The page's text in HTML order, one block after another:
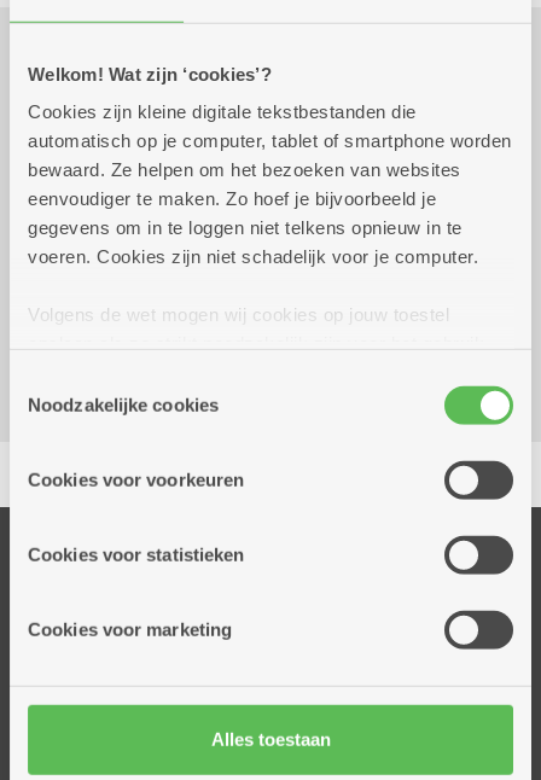
Welkom! Wat zijn ‘cookies’?
Cookies zijn kleine digitale tekstbestanden die
automatisch op je computer, tablet of smartphone worden
bewaard. Ze helpen om het bezoeken van websites
eenvoudiger te maken. Zo hoef je bijvoorbeeld je
gegevens om in te loggen niet telkens opnieuw in te
voeren. Cookies zijn niet schadelijk voor je computer.
Volgens de wet mogen wij cookies op jouw toestel
cookies hebben we jouw toestemming nodig. Sommige
cookies worden geplaatst door derde partijen die een
informatie over jouw (geanonimiseerd) gebruik van onze
partners kunnen deze gegevens combineren met andere
Noodzakelijke cookies
Cookies voor voorkeuren
Cookies voor statistieken
Cookies voor marketing
Alles toestaan
Praktisch
dinsdag 1 september
2026
13.30 uur tot 17.00
uur
€ 4,00
Dienstencentrum Valaar
Onze diensten
Dienstencentra
Woonzorgcentra
Financieel comfort